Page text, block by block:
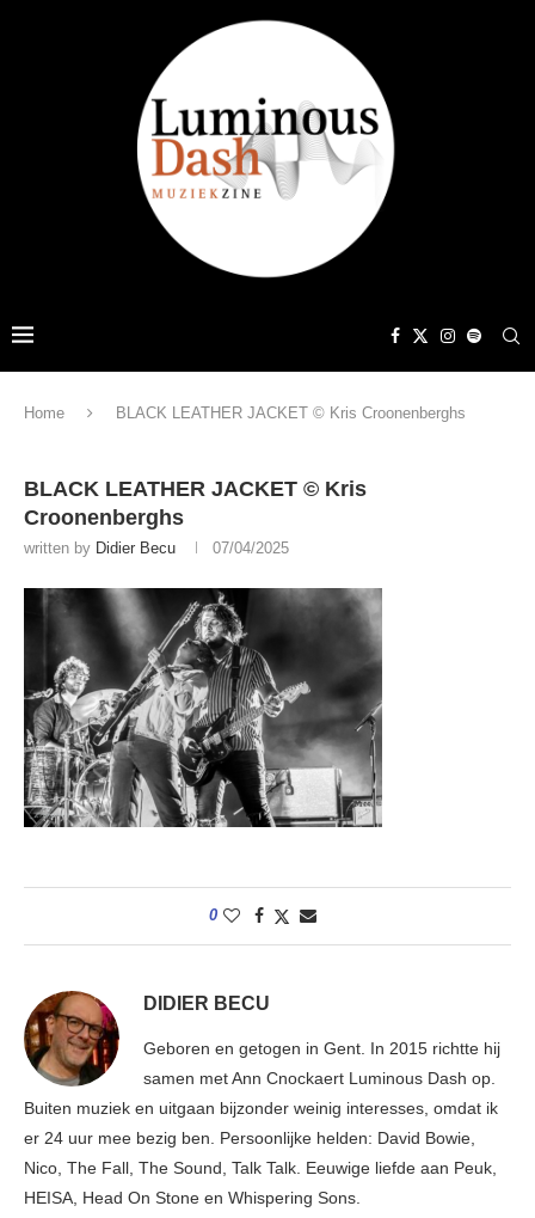
Home BLACK LEATHER JACKET © Kris Croonenberghs
BLACK LEATHER JACKET © Kris
Croonenberghs
written by Didier Becu 07/04/2025
0
DIDIER BECU
Geboren en getogen in Gent. In 2015 richtte hij
samen met Ann Cnockaert Luminous Dash op.
Buiten muziek en uitgaan bijzonder weinig interesses, omdat ik
er 24 uur mee bezig ben. Persoonlijke helden: David Bowie,
Nico, The Fall, The Sound, Talk Talk. Eeuwige liefde aan Peuk,
HEISA, Head On Stone en Whispering Sons.